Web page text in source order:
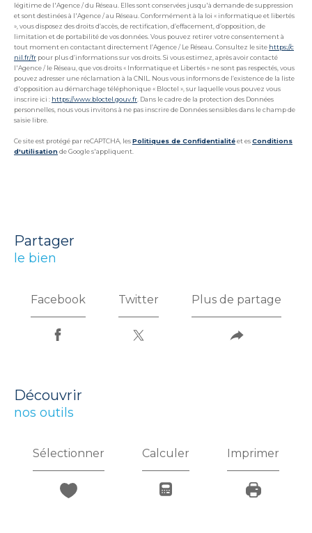
légitime de l'Agence / du Réseau. Elles sont conservées jusqu'à demande de suppression
et sont destinées à l'Agence / au Réseau. Conformément à la loi « informatique et libertés
», vous disposez des droits d’accès, de rectification, d’effacement, d’opposition, de
limitation et de portabilité de vos données. Vous pouvez retirer votre consentement à
tout moment en contactant directement l’Agence / Le Réseau. Consultez le site https://c
nil.fr/fr pour plus d’informations sur vos droits. Si vous estimez, après avoir contacté
l'Agence / le Réseau, que vos droits « Informatique et Libertés » ne sont pas respectés, vous
pouvez adresser une réclamation à la CNIL. Nous vous informons de l’existence de la liste
d'opposition au démarchage téléphonique « Bloctel », sur laquelle vous pouvez vous
inscrire ici : https://www.bloctel.gouv.fr. Dans le cadre de la protection des Données
personnelles, nous vous invitons à ne pas inscrire de Données sensibles dans le champ de
saisie libre.
Ce site est protégé par reCAPTCHA, lesPolitiques de Confidentialitéet esConditions
d'utilisationde Google s'appliquent.
partager
le bien
Facebook Twitter Plus de partage
découvrir
nos outils
Sélectionner Calculer Imprimer